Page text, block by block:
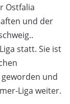
Ostfalia
und der
statt. Sie ist
und
Liga weiter.